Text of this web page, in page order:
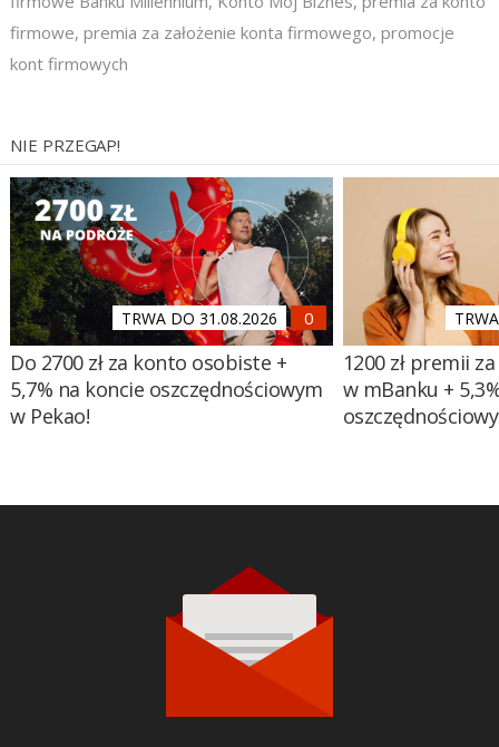
firmowe, premia za założenie konta firmowego, promocje
kont firmowych
NIE PRZEGAP!
TRWA DO 31.08.2026
Do 2700 zł za konto osobiste +
5,7% na koncie oszczędnościowym
w Pekao!
1200 zł premii
w mBanku +